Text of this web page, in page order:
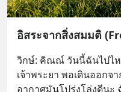
อิสระจากสิ่งสมมติ
วิกษ์: คิณณ์ วันนี้ฉันไปไ
เจ้าพระยา พอเดินออกจ
อากาศมันโปร่งโล่งดีนะ